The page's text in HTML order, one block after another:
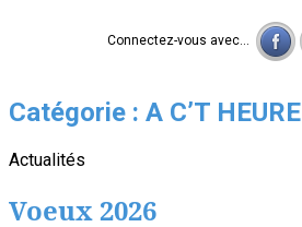
Connectez-vous avec...
Catégorie : A C’T HEURE
Actualités
Voeux 2026